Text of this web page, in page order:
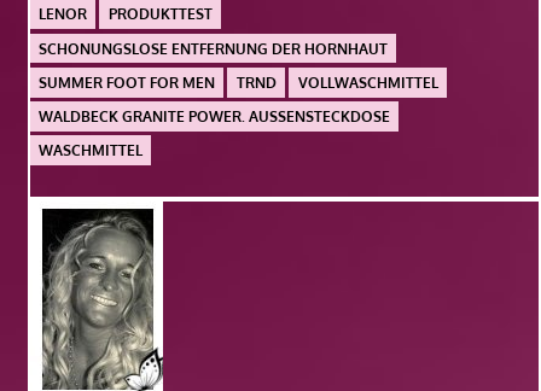
LENOR
PRODUKTTEST
SCHONUNGSLOSE ENTFERNUNG DER HORNHAUT
SUMMER FOOT FOR MEN
TRND
VOLLWASCHMITTEL
WALDBECK GRANITE POWER. AUSSENSTECKDOSE
WASCHMITTEL